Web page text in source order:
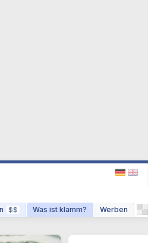
$$ Was ist klamm? Werben